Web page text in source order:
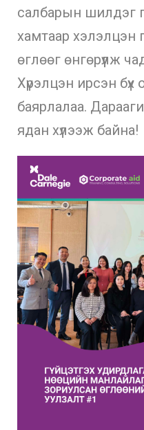
салбарын шилдэг
хамтаар хэлэлцэн
өглөөг өнгөрүүлж
Хүрэлцэн ирсэн бүх
баярлалаа.
ядан хүлээж байна!